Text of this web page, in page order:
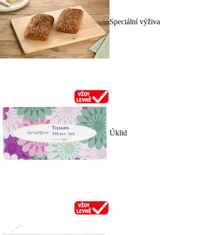
Speciální výživa
Úklid